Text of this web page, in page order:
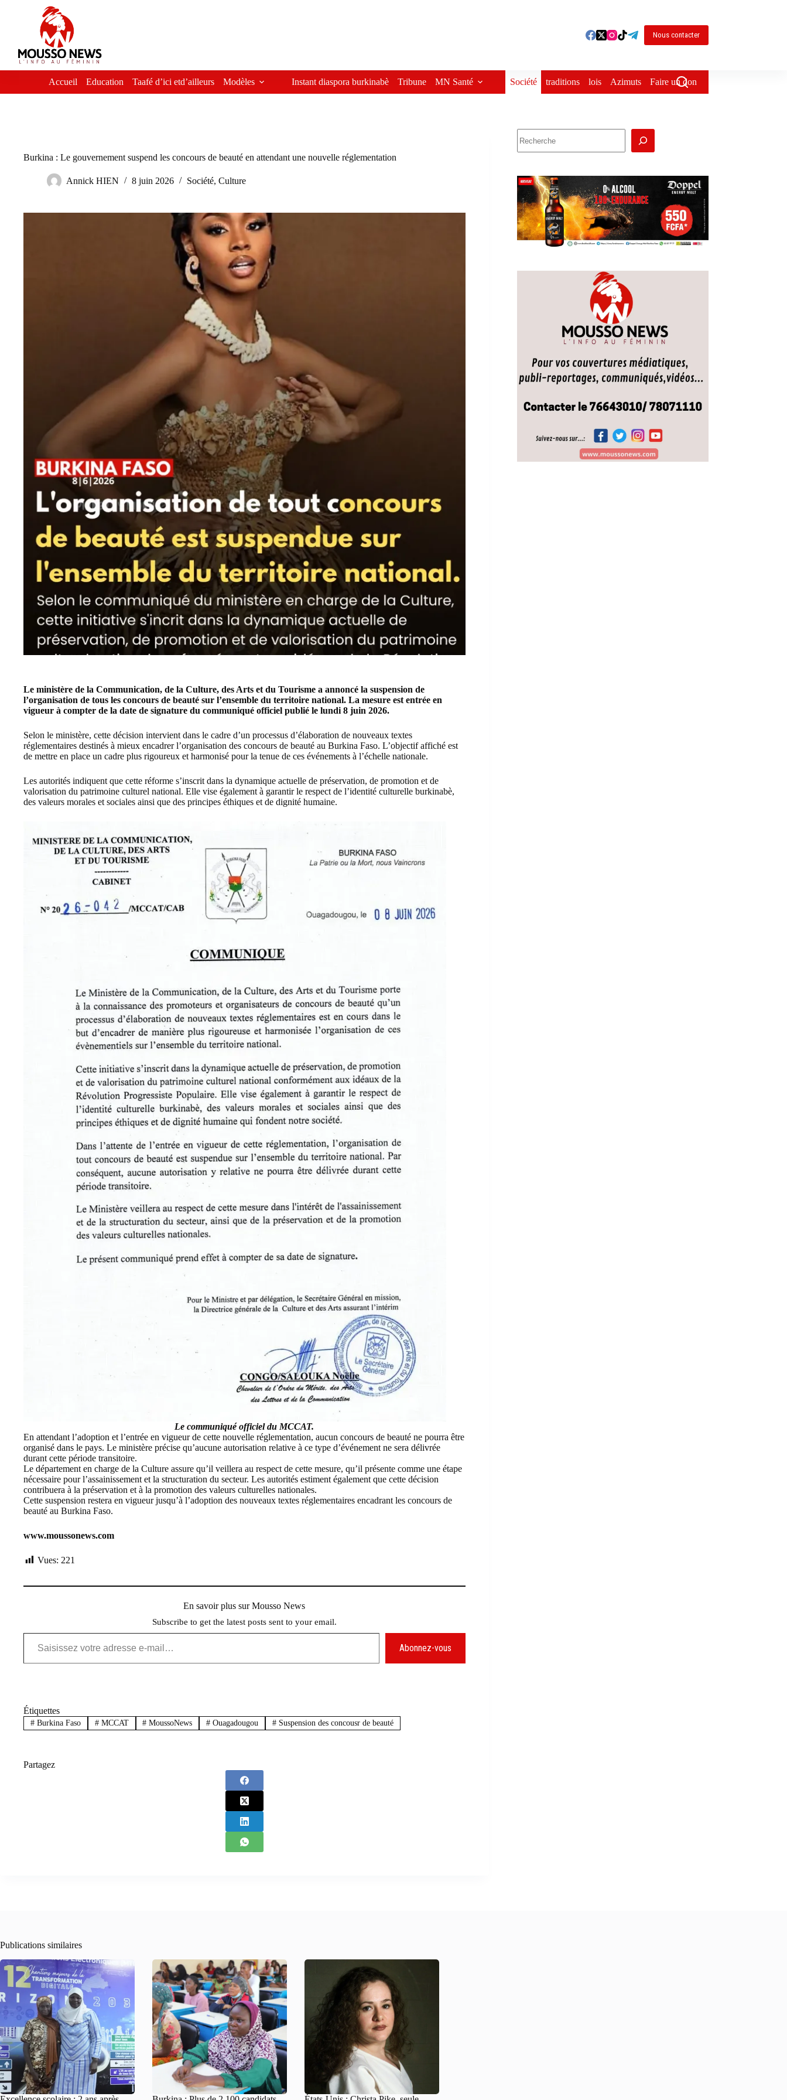
Nous contacter
Accueil Education Taafé d’ici etd’ailleurs Modèles Instant diaspora burkinabè Tribune MN Santé Société traditions lois Azimuts Faire un don
Burkina : Le gouvernement suspend les concours de beauté en attendant une nouvelle réglementation
Annick HIEN 8 juin 2026 Société, Culture
Le ministère de la Communication, de la Culture, des Arts et du Tourisme a annoncé la suspension de
l’organisation de tous les concours de beauté sur l’ensemble du territoire national. La mesure est entrée en
vigueur à compter de la date de signature du communiqué officiel publié le lundi 8 juin 2026.
Selon le ministère, cette décision intervient dans le cadre d’un processus d’élaboration de nouveaux textes
réglementaires destinés à mieux encadrer l’organisation des concours de beauté au Burkina Faso. L’objectif affiché est
de mettre en place un cadre plus rigoureux et harmonisé pour la tenue de ces événements à l’échelle nationale.
Les autorités indiquent que cette réforme s’inscrit dans la dynamique actuelle de préservation, de promotion et de
valorisation du patrimoine culturel national. Elle vise également à garantir le respect de l’identité culturelle burkinabè,
des valeurs morales et sociales ainsi que des principes éthiques et de dignité humaine.
Le communiqué officiel du MCCAT.
En attendant l’adoption et l’entrée en vigueur de cette nouvelle réglementation, aucun concours de beauté ne pourra être
organisé dans le pays. Le ministère précise qu’aucune autorisation relative à ce type d’événement ne sera délivrée
durant cette période transitoire.
Le département en charge de la Culture assure qu’il veillera au respect de cette mesure, qu’il présente comme une étape
nécessaire pour l’assainissement et la structuration du secteur. Les autorités estiment également que cette décision
contribuera à la préservation et à la promotion des valeurs culturelles nationales.
Cette suspension restera en vigueur jusqu’à l’adoption des nouveaux textes réglementaires encadrant les concours de
beauté au Burkina Faso.
www.moussonews.com
Vues: 221
En savoir plus sur Mousso News
Subscribe to get the latest posts sent to your email.
Saisissez votre adresse e-mail…
Abonnez-vous
Étiquettes
#Burkina Faso #MCCAT # MoussoNews # Ouagadougou # Suspension des concousr de beauté
Partagez
Publications similaires